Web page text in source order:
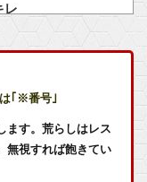
レ
？
｢※番号｣
ます。荒らしはレス
無視すれば飽きてい